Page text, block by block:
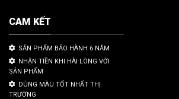
CAM KẾT
SẢN PHẨM BẢO HÀNH 6 NĂM
NHẬN TIỀN KHI HÀI LÒNG VỚI
SẢN PHẨM
DÙNG MÀU TỐT NHẤT THỊ
TRƯỜNG